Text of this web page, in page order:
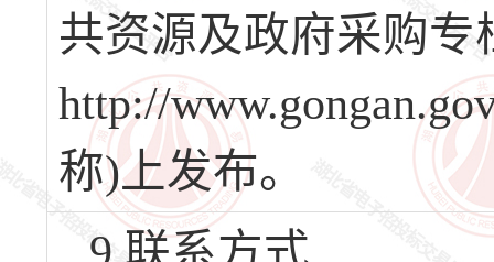
共资源及政府采购专
http://
称)上发布。